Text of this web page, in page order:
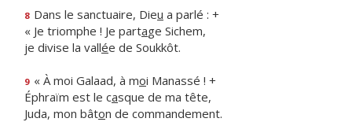
8 Dans le sanctuaire, Dieu a parlé : +
« Je triomphe ! Je partage Sichem,
je divise la vallée de Soukkôt.
9 « À moi Galaad, à moi Manassé ! +
Éphraïm est le casque de ma tête,
Juda, mon bâton de commandement.